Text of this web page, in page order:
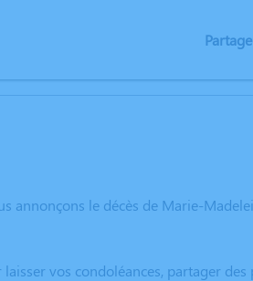
annonçons le décès de Marie-
vos condoléances, partager